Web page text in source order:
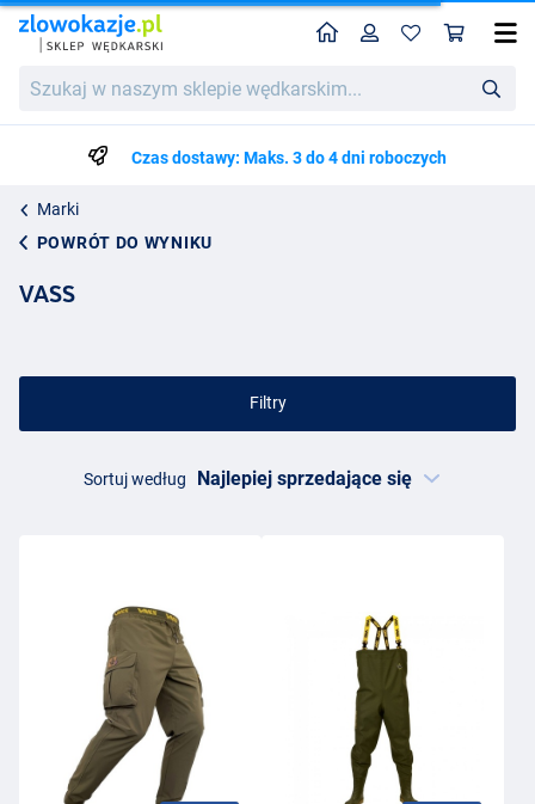
w
wędkarskim...
HomeProfil
Czas dostawy: Maks. 3 do 4 dni roboczych
Marki
POWRÓT DO WYNIKU
VASS
Filtry
Sortuj według